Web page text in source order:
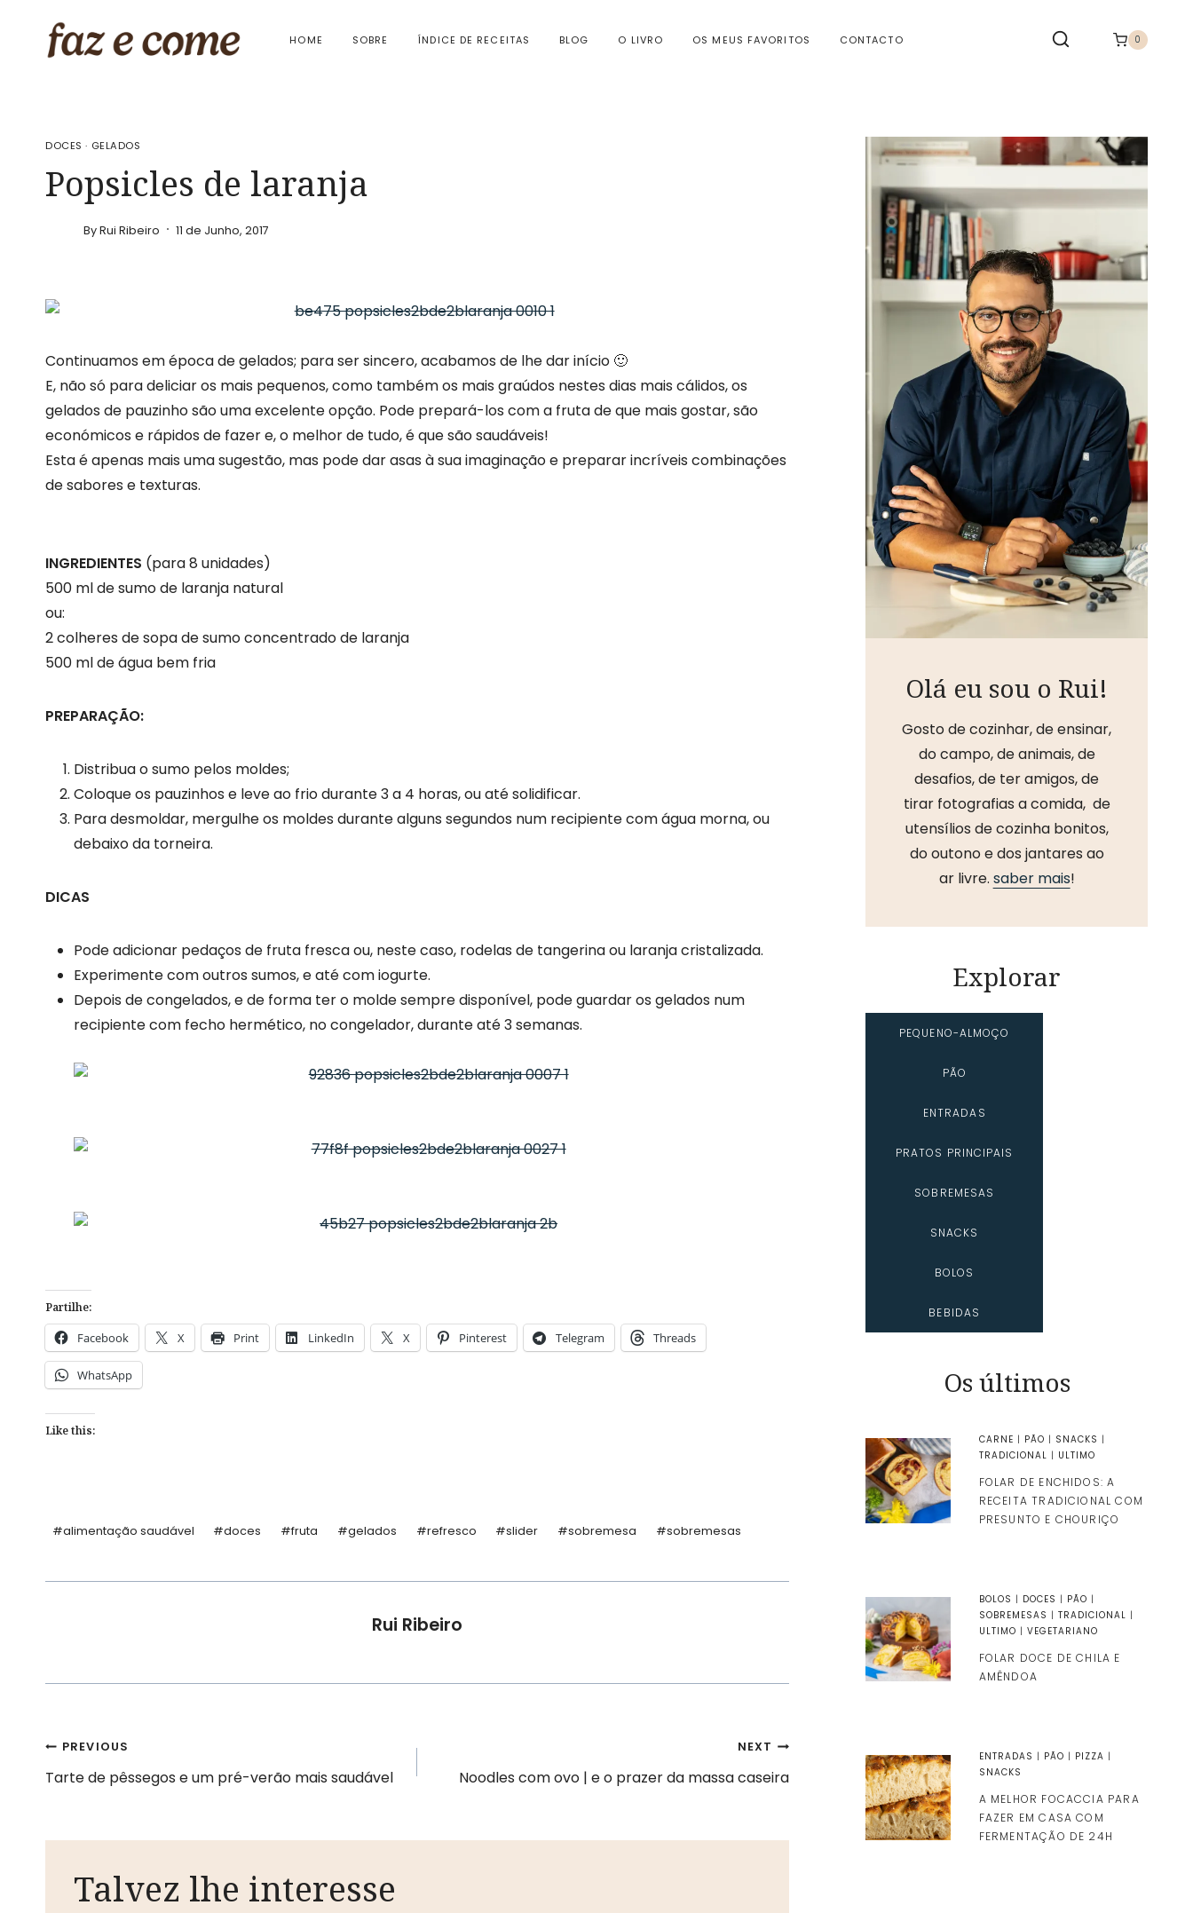
content
HOME SOBRE ÍNDICE DE RECEITAS BLOG O LIVRO OS MEUS FAVORITOS CONTACTO 0
DOCES · GELADOS
Popsicles de laranja
ByRui Ribeiro 11 de Junho, 2017
Continuamos em época de gelados; para ser sincero, acabamos de lhe dar início 🙂
E, não só para deliciar os mais pequenos, como também os mais graúdos nestes dias mais cálidos, os
gelados de pauzinho são uma excelente opção. Pode prepará-los com a fruta de que mais gostar, são
económicos e rápidos de fazer e, o melhor de tudo, é que são saudáveis!
Esta é apenas mais uma sugestão, mas pode dar asas à sua imaginação e preparar incríveis combinações
de sabores e texturas.
INGREDIENTES (para 8 unidades)
500 ml de sumo de laranja natural
ou:
2 colheres de sopa de sumo concentrado de laranja
500 ml de água bem fria
PREPARAÇÃO:
Distribua o sumo pelos moldes;
Coloque os pauzinhos e leve ao frio durante 3 a 4 horas, ou até solidificar.
Para desmoldar, mergulhe os moldes durante alguns segundos num recipiente com água morna, ou
debaixo da torneira.
DICAS
Pode adicionar pedaços de fruta fresca ou, neste caso, rodelas de tangerina ou laranja cristalizada.
Experimente com outros sumos, e até com iogurte.
Depois de congelados, e de forma ter o molde sempre disponível, pode guardar os gelados num
recipiente com fecho hermético, no congelador, durante até 3 semanas.
Partilhe:
Facebook X Print LinkedIn X Pinterest Telegram Threads
WhatsApp
Like this:
Post
#alimentação saudável #doces #fruta #gelados #refresco #slider #sobremesa #sobremesas
Rui Ribeiro
Navegação
de
artigos
PREVIOUS
Tarte de pêssegos e um pré-verão mais saudável
NEXT
Noodles com ovo | e o prazer da massa caseira
Talvez lhe interesse
Olá eu sou o Rui!
Gosto de cozinhar, de ensinar,
do campo, de animais, de
desafios, de ter amigos, de
tirar fotografias a comida, de
utensílios de cozinha bonitos,
do outono e dos jantares ao
ar livre. saber mais!
Explorar
PEQUENO-ALMOÇO
PÃO
ENTRADAS
PRATOS PRINCIPAIS
SOBREMESAS
SNACKS
BOLOS
BEBIDAS
Os últimos
CARNE | PÃO | SNACKS |
TRADICIONAL | ULTIMO
FOLAR DE ENCHIDOS: A
RECEITA TRADICIONAL COM
PRESUNTO E CHOURIÇO
BOLOS | DOCES | PÃO |
SOBREMESAS | TRADICIONAL |
ULTIMO | VEGETARIANO
FOLAR DOCE DE CHILA E
AMÊNDOA
ENTRADAS | PÃO | PIZZA |
SNACKS
A MELHOR FOCACCIA PARA
FAZER EM CASA COM
FERMENTAÇÃO DE 24H